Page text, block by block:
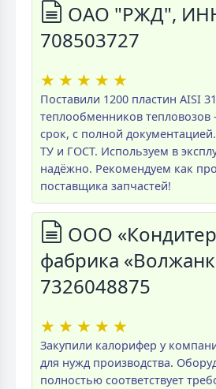
ОАО "РЖД",
708503727
★ ★ ★ ★ ★
Поставили 1200 пластин AISI
теплообменников тепловозов
срок, с полной
ТУ и ГОСТ. Используем в
надёжно. Рекомендуем как
поставщика запчастей!
ООО
фабрика
7326048875
★ ★ ★ ★ ★
Закупили калорифер у
для нужд производства.
полностью соответствует